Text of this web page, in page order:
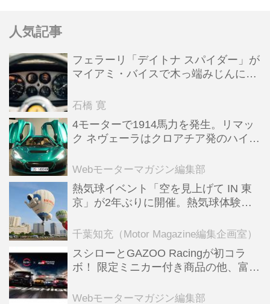
横浜北トンネルで、これは横浜市内最
長の道路トンネルとなる。 出入り口
横浜の2カ所。途中に設置される馬場
出入り口は今回は開通せず、2019年度
の開通を目指し引き続き工事を進めて
横浜港や羽田空港ま...
人気記事
フェラーリ「デイトナ スパイダー」が
マイアミ・バイスで木っ端みじんにな
石橋 寛
4モーターで1914馬力を発生。リマッ
ク ネヴェーラはクロアチア発のハイパ
全版／115】
Webモーターマガジン編集部
熱気球イベント「空を見上げて IN 東
京」が2年ぶりに開催。熱気球体験搭
ンテンツも
千葉知充（Motor Magazine編集企画室）
スシローとGAZOO Racingが初コラ
ボ！ 限定ミニカー付き商品の他、富士
る抽選企画などを展開
Webモーターマガジン編集部